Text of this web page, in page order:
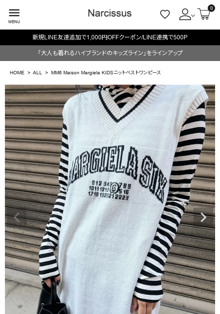
menu
MENU
0
ようこそ ゲスト 様
person
search
NEW IN
CATEGORY
BRAND
SALE
OUTLET
RANKING
RE STOCK
COMING SOON
クーポン/LINE連携で500P 毎週火/金はオリジナル
「大人も着れるハイブランドのキッズライン」をラインアップ
HOME ALL MM6 Maison Margiela KIDSニットベストワンピース